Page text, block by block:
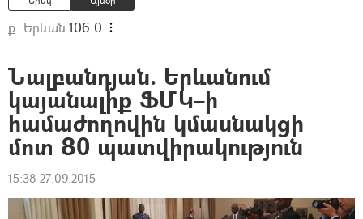
ք. Երևան 106.0
Նալբանդյան. Երևանում
կայանալիք ՖՄԿ–ի
համաժողովին կմասնակցի
մոտ 80 պատվիրակություն
15:38 27.09.2015